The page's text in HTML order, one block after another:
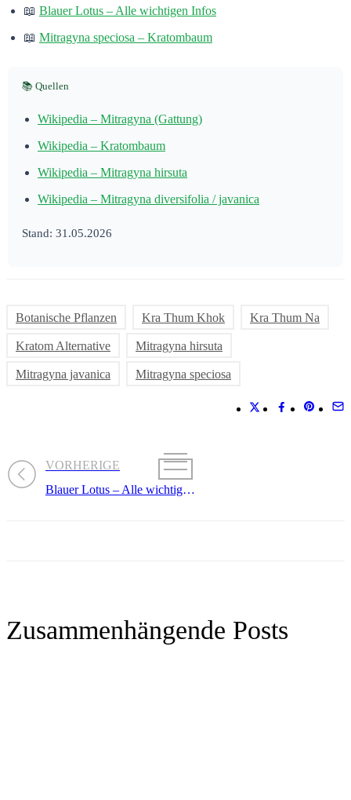
📖 Blauer Lotus – Alle wichtigen Infos
📖 Mitragyna speciosa – Kratombaum
📚 Quellen
Wikipedia – Mitragyna (Gattung)
Wikipedia – Kratombaum
Wikipedia – Mitragyna hirsuta
Wikipedia – Mitragyna diversifolia / javanica
Stand: 31.05.2026
Botanische Pflanzen Kra Thum Khok Kra Thum Na
Kratom Alternative Mitragyna hirsuta
Mitragyna javanica Mitragyna speciosa
VORHERIGE
Blauer Lotus – Alle wichtigen Infos etc.
Zusammenhängende Posts